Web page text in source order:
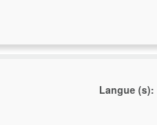
Langue (s):